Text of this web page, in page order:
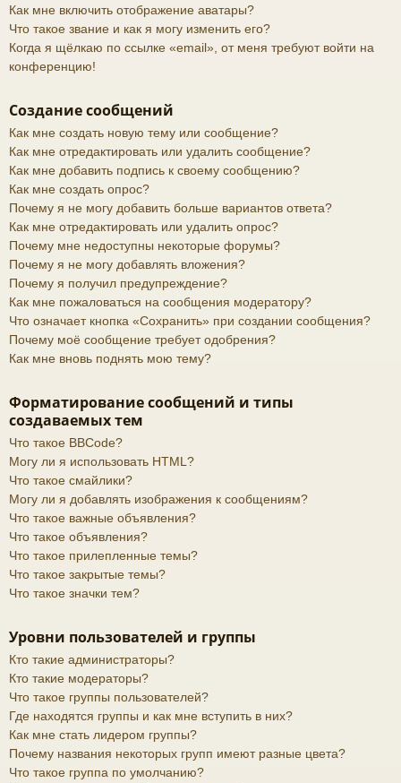
Как мне включить отображение аватары?
Что такое звание и как я могу изменить его?
Когда я щёлкаю по ссылке «email», от меня требуют войти на
конференцию!
Создание сообщений
Как мне создать новую тему или сообщение?
Как мне отредактировать или удалить сообщение?
Как мне добавить подпись к своему сообщению?
Как мне создать опрос?
Почему я не могу добавить больше вариантов ответа?
Как мне отредактировать или удалить опрос?
Почему мне недоступны некоторые форумы?
Почему я не могу добавлять вложения?
Почему я получил предупреждение?
Как мне пожаловаться на сообщения модератору?
Что означает кнопка «Сохранить» при создании сообщения?
Почему моё сообщение требует одобрения?
Как мне вновь поднять мою тему?
Форматирование сообщений и типы
создаваемых тем
Что такое BBCode?
Могу ли я использовать HTML?
Что такое смайлики?
Могу ли я добавлять изображения к сообщениям?
Что такое важные объявления?
Что такое объявления?
Что такое прилепленные темы?
Что такое закрытые темы?
Что такое значки тем?
Уровни пользователей и группы
Кто такие администраторы?
Кто такие модераторы?
Что такое группы пользователей?
Где находятся группы и как мне вступить в них?
Как мне стать лидером группы?
Почему названия некоторых групп имеют разные цвета?
Что такое группа по умолчанию?